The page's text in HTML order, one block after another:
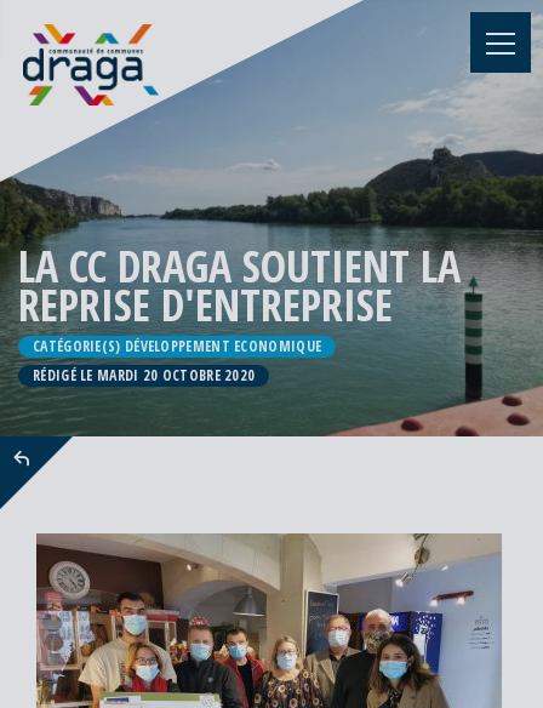
LA CC DRAGA SOUTIENT LA
REPRISE D'ENTREPRISE
CATÉGORIE(S) DÉVELOPPEMENT ECONOMIQUE
RÉDIGÉ LE MARDI 20 OCTOBRE 2020